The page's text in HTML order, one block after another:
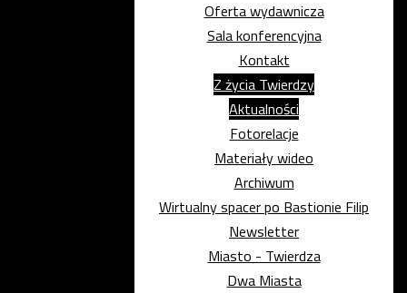
Oferta wydawnicza
Sala konferencyjna
Kontakt
Z życia Twierdzy
Aktualności
Fotorelacje
Materiały wideo
Archiwum
Wirtualny spacer po Bastionie Filip
Newsletter
Miasto - Twierdza
Dwa Miasta